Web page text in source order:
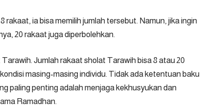
rakaat, ia bisa memilih jumlah tersebut. Namun, jika ingin
20 rakaat juga diperbolehkan.
Jumlah rakaat sholat Tarawih bisa 8 atau 20
masing-masing individu. Tidak ada ketentuan baku
paling penting adalah menjaga kekhusyukan dan
Ramadhan.